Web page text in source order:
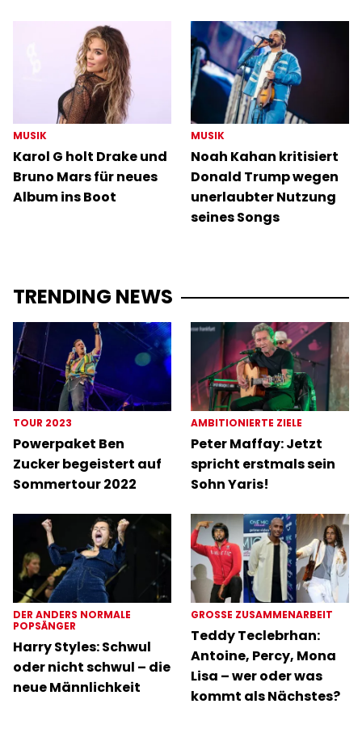
MUSIK
Karol G holt Drake und
Bruno Mars für neues
Album ins Boot
MUSIK
Noah Kahan kritisiert
Donald Trump wegen
unerlaubter Nutzung
seines Songs
TRENDING NEWS
TOUR 2023
Powerpaket Ben
Zucker begeistert auf
Sommertour 2022
AMBITIONIERTE ZIELE
Peter Maffay: Jetzt
spricht erstmals sein
Sohn Yaris!
DER ANDERS NORMALE
POPSÄNGER
Harry Styles: Schwul
oder nicht schwul – die
neue Männlichkeit
GROSSE ZUSAMMENARBEIT
Teddy Teclebrhan:
Antoine, Percy, Mona
Lisa – wer oder was
kommt als Nächstes?